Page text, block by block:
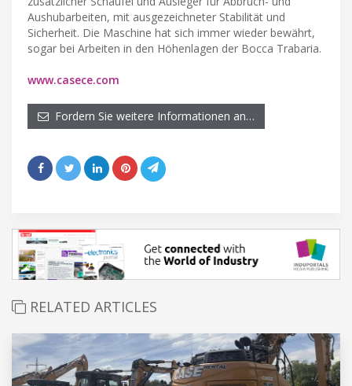
Aushubarbeiten, mit ausgezeichneter Stabilität und
Sicherheit. Die Maschine hat sich immer wieder bewährt,
sogar bei Arbeiten in den Höhenlagen der Bocca Trabaria.
www.casece.com
Fordern Sie weitere Informationen an…
RELATED ARTICLES